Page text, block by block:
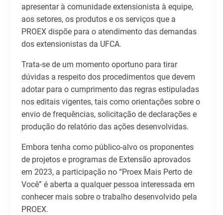
apresentar à comunidade extensionista à equipe,
aos setores, os produtos e os serviços que a
PROEX dispõe para o atendimento das demandas
dos extensionistas da UFCA.
Trata-se de um momento oportuno para tirar
dúvidas a respeito dos procedimentos que devem
adotar para o cumprimento das regras estipuladas
nos editais vigentes, tais como orientações sobre o
envio de frequências, solicitação de declarações e
produção do relatório das ações desenvolvidas.
Embora tenha como público-alvo os proponentes
de projetos e programas de Extensão aprovados
em 2023, a participação no “Proex Mais Perto de
Você” é aberta a qualquer pessoa interessada em
conhecer mais sobre o trabalho desenvolvido pela
PROEX.